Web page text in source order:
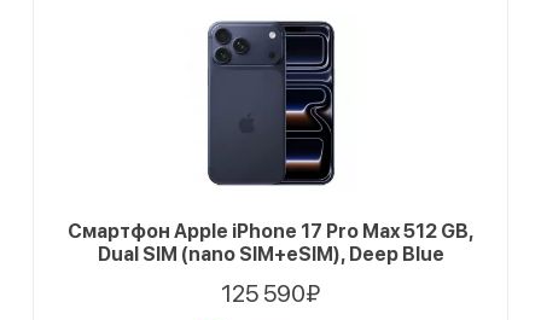
Смартфон Apple iPhone 17 Pro Max 512 GB,
Dual SIM (nano SIM+eSIM), Deep Blue
125 590₽